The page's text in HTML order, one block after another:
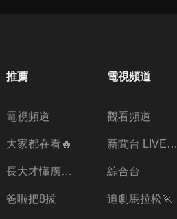
推薦
電視頻道
大家都在看🔥
長大才懂廣志的偉大
爸啦把8拔
電視頻道
觀看頻道
新聞台 LIVE 直播
綜合台
追劇馬拉松🏃